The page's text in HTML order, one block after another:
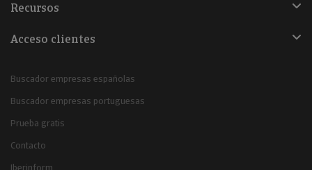
Recursos
Acceso clientes
Buscador empresas españolas
Buscador empresas portuguesas
Prueba gratis
Contacto